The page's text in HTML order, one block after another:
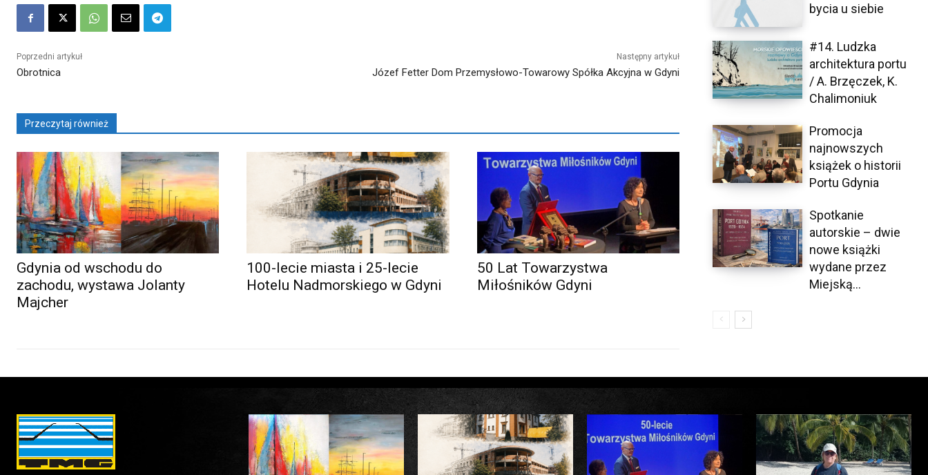
Poprzedni artykuł
Obrotnica
Następny artykuł
Józef Fetter Dom Przemysłowo-Towarowy Spółka Akcyjna w Gdyni
Przeczytaj również
Gdynia od wschodu do
zachodu, wystawa Jolanty
Majcher
100-lecie miasta i 25-lecie
Hotelu Nadmorskiego w Gdyni
50 Lat Towarzystwa
Miłośników Gdyni
bycia u siebie
#14. Ludzka
architektura portu
/ A. Brzęczek, K.
Chalimoniuk
Promocja
najnowszych
książek o historii
Portu Gdynia
Spotkanie
autorskie – dwie
nowe książki
wydane przez
Miejską...